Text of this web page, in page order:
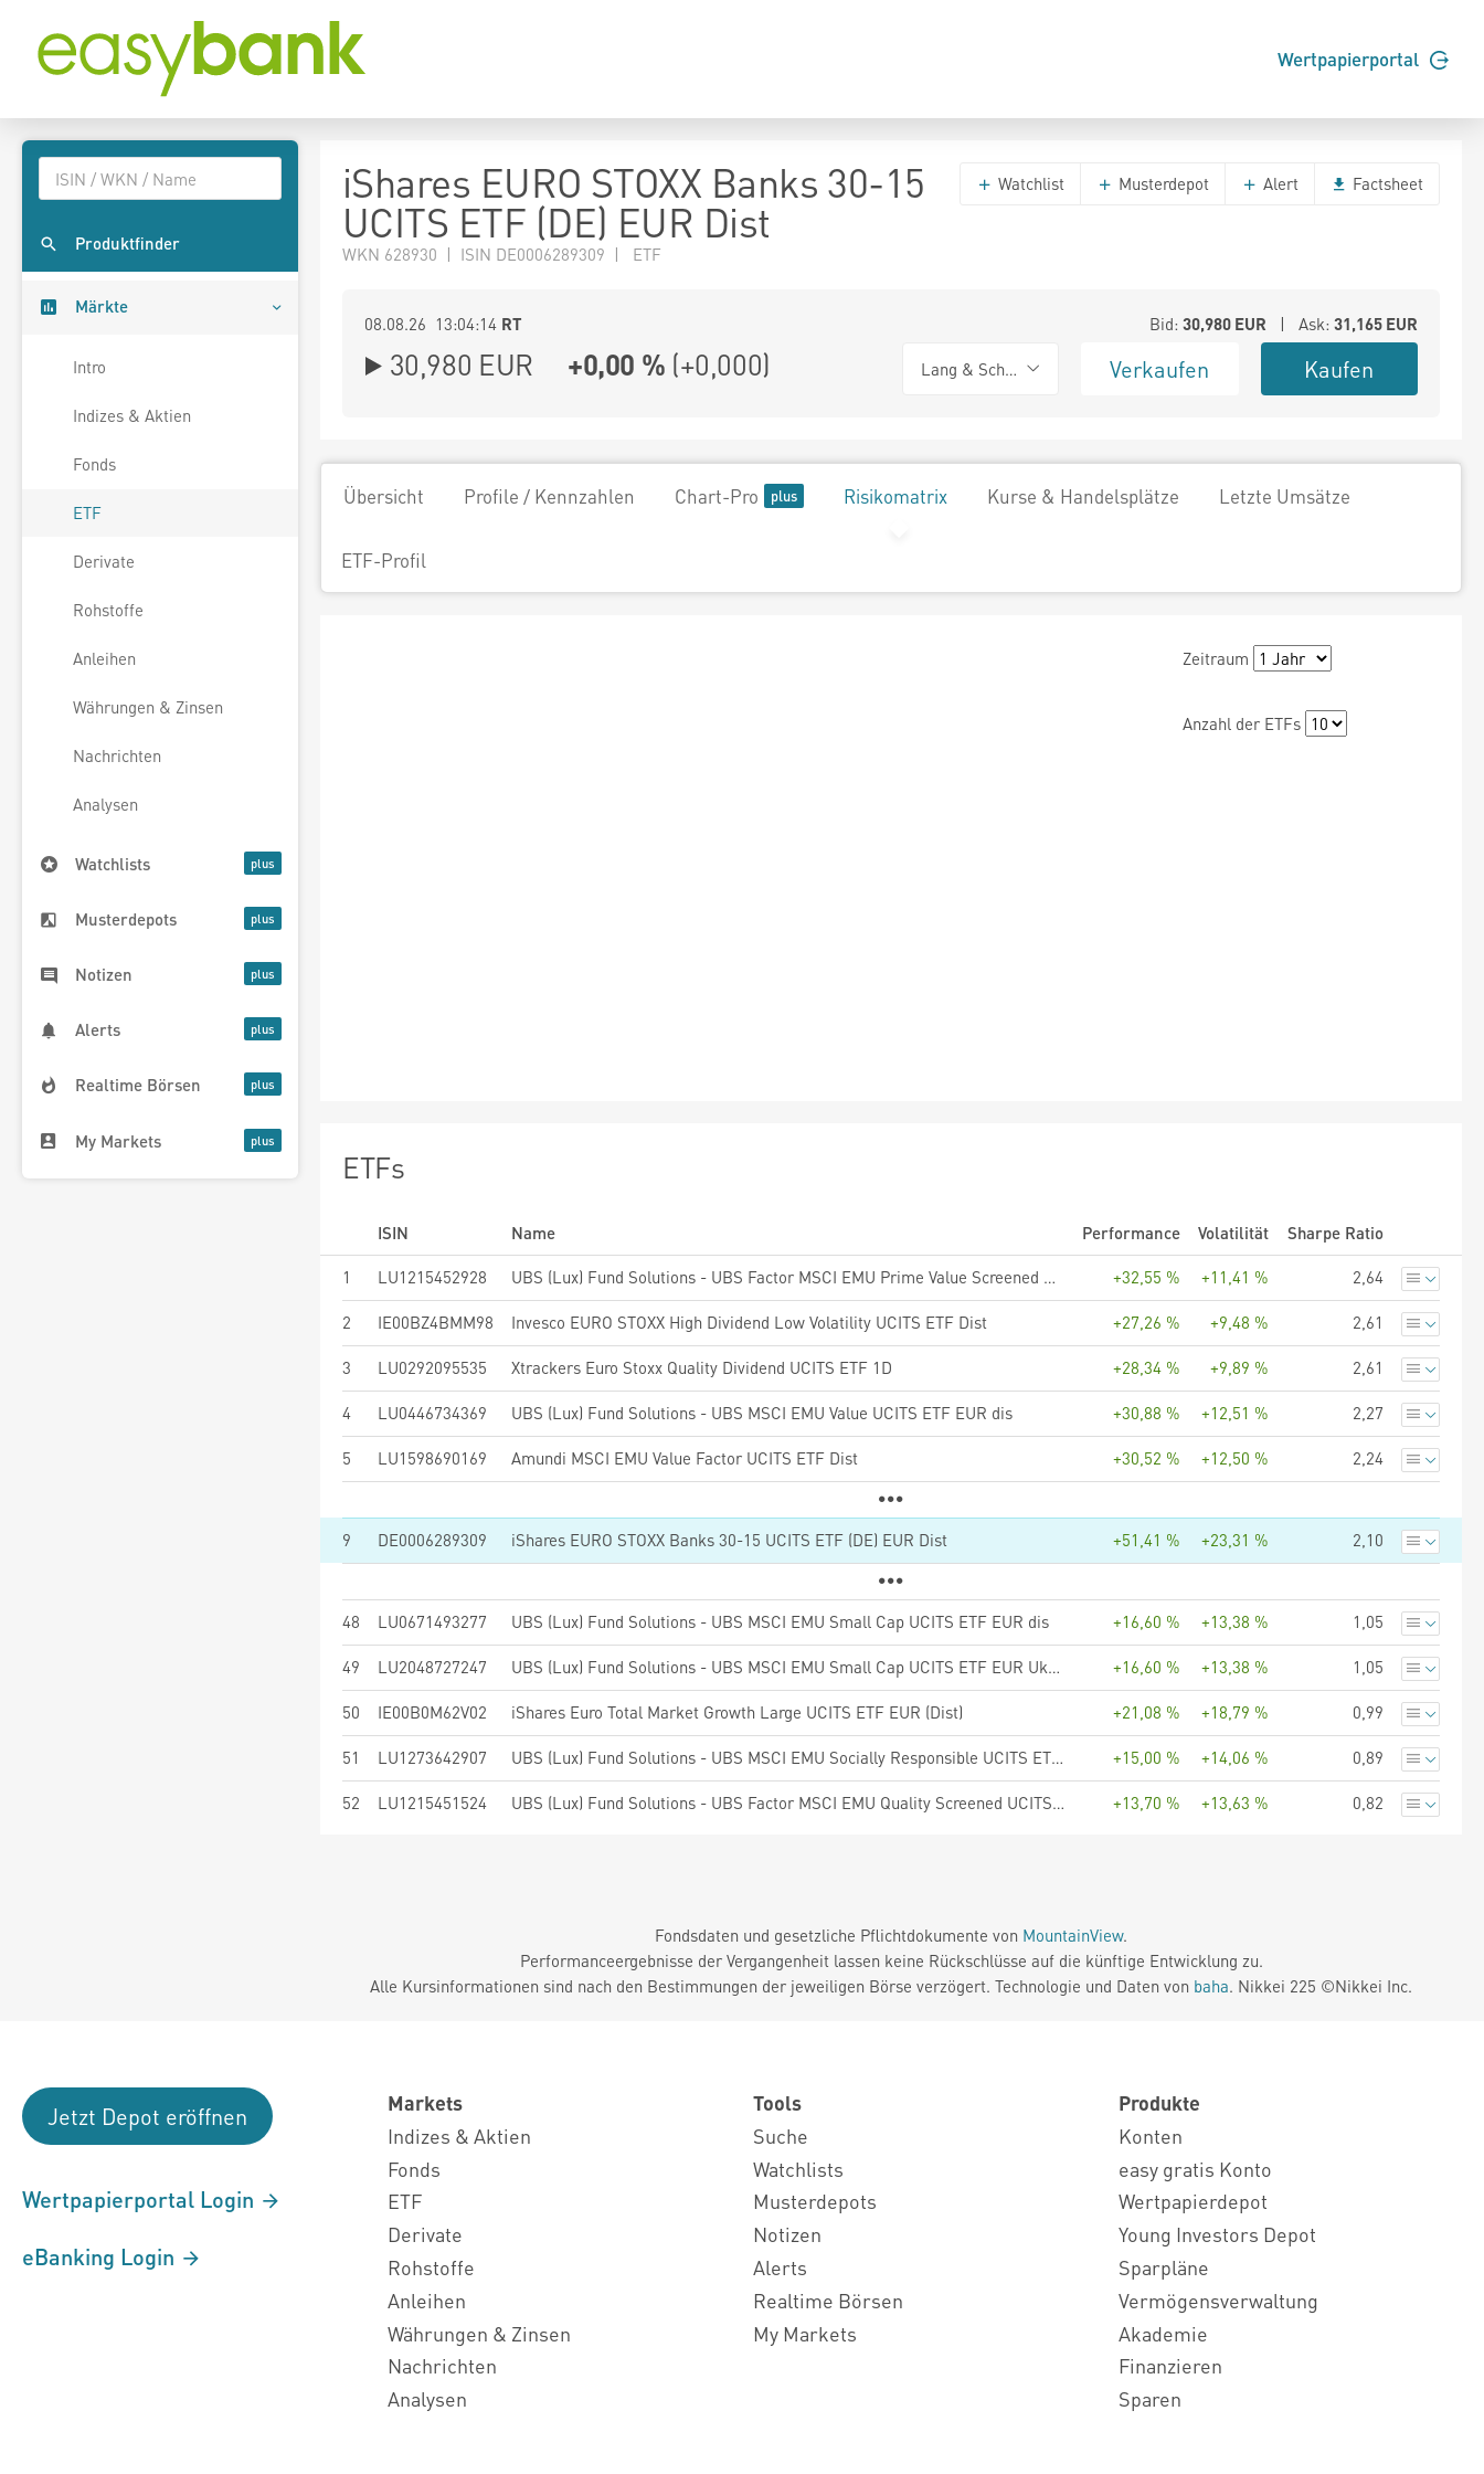
Wertpapierportal
Produktfinder
Märkte
Intro
Indizes & Aktien
Fonds
ETF
Derivate
Rohstoffe
Anleihen
Währungen & Zinsen
Nachrichten
Analysen
Watchlists
Musterdepots
Notizen
Alerts
Realtime Börsen
My Markets
iShares EURO STOXX Banks 30-15
UCITS ETF (DE) EUR Dist
WKN 628930 | ISIN DE0006289309 | ETF
Watchlist Musterdepot Alert Factsheet
08.08.26 13:04:14 RT Bid: 30,980EUR | Ask: 31,165EUR
30,980 EUR +0,00 % (+0,000) Lang & Schwarz Verkaufen Kaufen
Übersicht Profile / Kennzahlen Chart-Pro Risikomatrix Kurse & Handelsplätze Letzte Umsätze
ETF-Profil
Zeitraum
Anzahl der ETFs
ETFs
ISIN Name Performance Volatilität
Sharpe Ratio
1
LU1215452928 UBS (Lux) Fund Solutions - UBS Factor MSCI EMU Prime Value Screened UCITS ETF EUR dis +32,55 % +11,41 % 2,64
2 IE00BZ4BMM98 Invesco EURO STOXX High Dividend Low Volatility UCITS ETF Dist +27,26 % +9,48 % 2,61
3 LU0292095535 Xtrackers Euro Stoxx Quality Dividend UCITS ETF 1D +28,34 % +9,89 % 2,61
4 LU0446734369 UBS (Lux) Fund Solutions - UBS MSCI EMU Value UCITS ETF EUR dis +30,88 % +12,51 % 2,27
5 LU1598690169 Amundi MSCI EMU Value Factor UCITS ETF Dist +30,52 % +12,50 % 2,24
9 DE0006289309 iShares EURO STOXX Banks 30-15 UCITS ETF (DE) EUR Dist +51,41 % +23,31 % 2,10
48 LU0671493277 UBS (Lux) Fund Solutions - UBS MSCI EMU Small Cap UCITS ETF EUR dis +16,60 % +13,38 % 1,05
49 LU2048727247 UBS (Lux) Fund Solutions - UBS MSCI EMU Small Cap UCITS ETF EUR Ukdis +16,60 % +13,38 % 1,05
50 IE00B0M62V02 iShares Euro Total Market Growth Large UCITS ETF EUR (Dist) +21,08 % +18,79 % 0,99
51 LU1273642907 UBS (Lux) Fund Solutions - UBS MSCI EMU Socially Responsible UCITS ETF hCHF dis +15,00 % +14,06 % 0,89
52 LU1215451524 UBS (Lux) Fund Solutions - UBS Factor MSCI EMU Quality Screened UCITS ETF EUR dis +13,70 % +13,63 % 0,82
Fondsdaten und gesetzliche Pflichtdokumente von MountainView.
Performanceergebnisse der Vergangenheit lassen keine Rückschlüsse auf die künftige Entwicklung zu.
Alle Kursinformationen sind nach den Bestimmungen der jeweiligen Börse verzögert. Technologie und Daten von baha. Nikkei 225 ©Nikkei Inc.
Jetzt Depot eröffnen
Wertpapierportal Login
eBanking Login
Markets
Indizes & Aktien
Fonds
ETF
Derivate
Rohstoffe
Anleihen
Währungen & Zinsen
Nachrichten
Analysen
Tools
Suche
Watchlists
Musterdepots
Notizen
Alerts
Realtime Börsen
My Markets
Produkte
Konten
easy gratis Konto
Wertpapierdepot
Young Investors Depot
Sparpläne
Vermögensverwaltung
Akademie
Finanzieren
Sparen